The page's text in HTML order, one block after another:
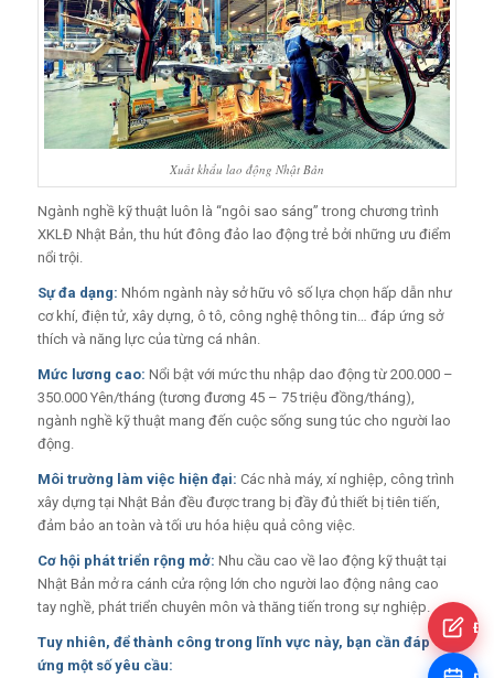
Xuất khẩu lao động Nhật Bản
Ngành nghề kỹ thuật luôn là “ngôi sao sáng” trong chương trình
XKLĐ Nhật Bản, thu hút đông đảo lao động trẻ bởi những ưu điểm
nổi trội.
Sự đa dạng: Nhóm ngành này sở hữu vô số lựa chọn hấp dẫn như
cơ khí, điện tử, xây dựng, ô tô, công nghệ thông tin… đáp ứng sở
thích và năng lực của từng cá nhân.
Mức lương cao: Nổi bật với mức thu nhập dao động từ 200.000 –
350.000 Yên/tháng (tương đương 45 – 75 triệu đồng/tháng),
ngành nghề kỹ thuật mang đến cuộc sống sung túc cho người lao
động.
Môi trường làm việc hiện đại: Các nhà máy, xí nghiệp, công trình
xây dựng tại Nhật Bản đều được trang bị đầy đủ thiết bị tiên tiến,
đảm bảo an toàn và tối ưu hóa hiệu quả công việc.
Cơ hội phát triển rộng mở: Nhu cầu cao về lao động kỹ thuật tại
Nhật Bản mở ra cánh cửa rộng lớn cho người lao động nâng cao
tay nghề, phát triển chuyên môn và thăng tiến trong sự nghiệp.
Tuy nhiên, để thành công trong lĩnh vực này, bạn cần đáp
ứng một số yêu cầu: